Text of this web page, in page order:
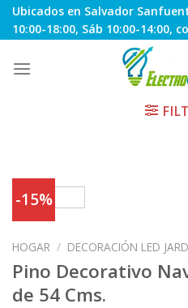
Skip
to
Ubicados en Salvador
10:00-18:00, Sáb 10:00-14:00,
-15%
HOGAR / DECORACIÓN LED
Pino Decorativo
de 54 Cms.